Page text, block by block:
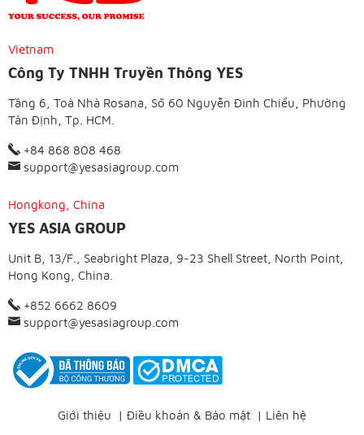
Vietnam
Công Ty TNHH Truyền Thông YES
Tầng 6, Toà Nhà Rosana, Số 60 Nguyễn Đình Chiểu, Phường
Tân Định, Tp. HCM.
+84 868 808 468
support@yesasiagroup.com
Hongkong, China
YES ASIA GROUP
Unit B, 13/F., Seabright Plaza, 9-23 Shell Street, North Point,
Hong Kong, China.
+852 6662 8609
support@yesasiagroup.com
Giới thiệu | Điều khoản & Bảo mật | Liên hệ